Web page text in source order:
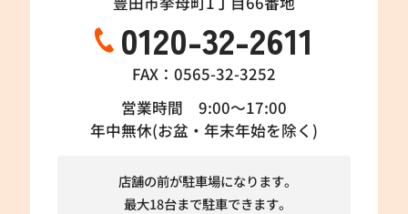
0120-32-2611
FAX：0565-32-3252
営業時間 9:00～17:00
年中無休(お盆・年末年始を除く)
店舗の前が駐車場になります。
最大18台まで駐車できます。